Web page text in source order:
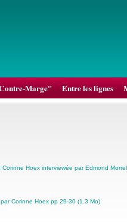
Marge" Entre les lignes
Corinne Hoex interviewée par Edmond
Corinne Hoex pp 29-30 (1.3 Mo)